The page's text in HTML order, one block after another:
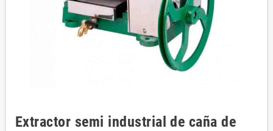
Extractor semi industrial de caña de